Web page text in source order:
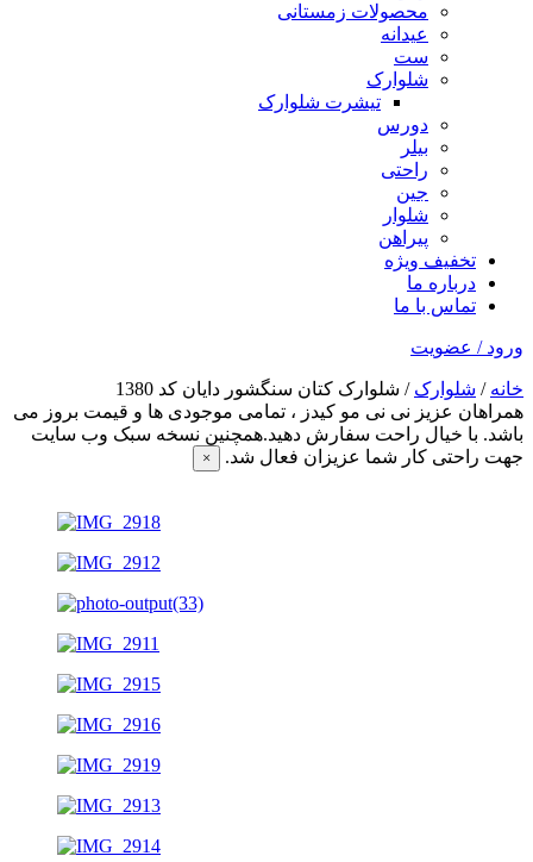
محصولات زمستانی
عیدانه
ست
شلوارک
تیشرت شلوارک
دورس
بیلر
راحتی
جین
شلوار
پیراهن
تخفیف ویژه
درباره ما
تماس با ما
ورود / عضویت
خانه / شلوارک / شلوارک کتان سنگشور دایان کد 1380
همراهان عزیز نی نی مو کیدز ، تمامی موجودی ها و قیمت بروز می
باشد. با خیال راحت سفارش دهید.همچنین نسخه سبک وب سایت
جهت راحتی کار شما عزیزان فعال شد.
×